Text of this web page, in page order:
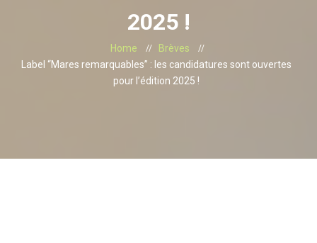
2025 !
Home
Brèves
Label “Mares remarquables” : les candidatures sont ouvertes
pour l’édition 2025 !